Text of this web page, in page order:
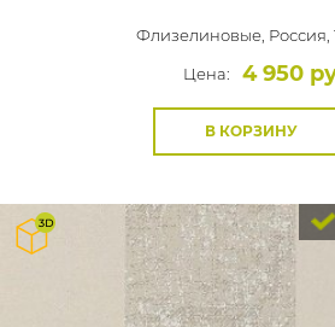
Флизелиновые, Россия,
Цена:
4 950
В КОРЗИНУ